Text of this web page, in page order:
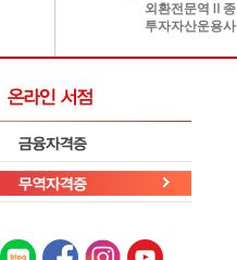
외환전문역Ⅱ종
투자자산운용사